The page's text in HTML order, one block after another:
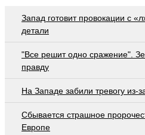
Запад готовит провокации с
детали
"Все решит одно сражение".
правду
На Западе забили тревогу из-
Сбывается страшное
Европе